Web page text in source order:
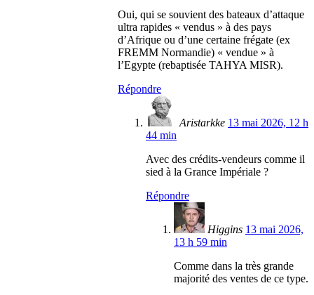
Oui, qui se souvient des bateaux d’attaque
ultra rapides « vendus » à des pays
d’Afrique ou d’une certaine frégate (ex
FREMM Normandie) « vendue » à
l’Egypte (rebaptisée TAHYA MISR).
Répondre
Aristarkke 13 mai 2026, 12 h
44 min
Avec des crédits-vendeurs comme il
sied à la Grance Impériale ?
Répondre
Higgins 13 mai 2026,
13 h 59 min
Comme dans la très grande
majorité des ventes de ce type.